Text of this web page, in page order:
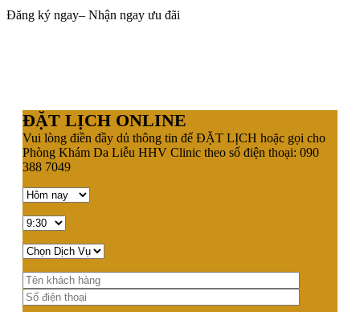
Đăng ký ngay– Nhận ngay ưu đãi
ĐẶT LỊCH ONLINE
Vui lòng điền đầy dủ thông tin để ĐẶT LỊCH hoặc gọi cho
Phòng Khám Da Liễu HHV Clinic theo số điện thoại: 090
388 7049